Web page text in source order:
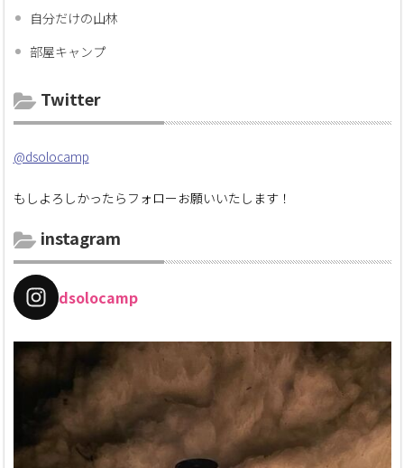
自分だけの山林
部屋キャンプ
Twitter
@dsolocamp
もしよろしかったらフォローお願いいたします！
instagram
dsolocamp